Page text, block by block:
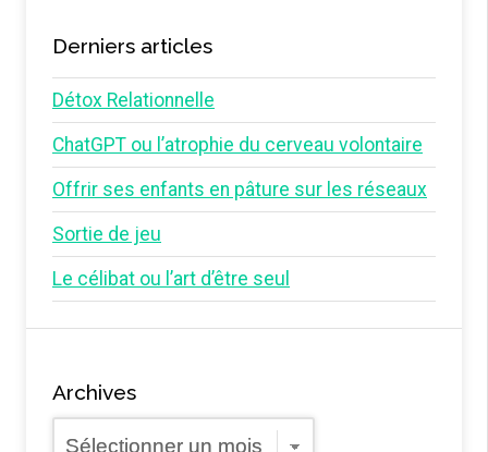
Derniers articles
Détox Relationnelle
ChatGPT ou l’atrophie du cerveau volontaire
Offrir ses enfants en pâture sur les réseaux
Sortie de jeu
Le célibat ou l’art d’être seul
Archives